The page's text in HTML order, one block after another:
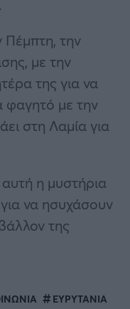
Πέμπτη, την
με την
της για να
φαγητό με την
στη Λαμία για
η μυστήρια
να ησυχάσουν
της
ΕΥΡΥΤΑΝΙΑ